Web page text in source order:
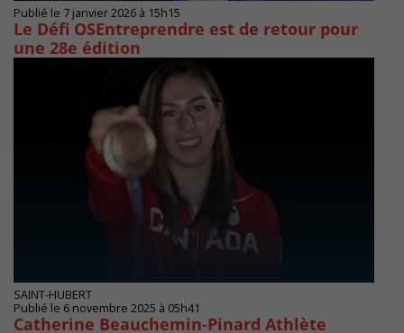
Publié le 7 janvier 2026 à 15h15
Le Défi OSEntreprendre est de retour pour
une 28e édition
SAINT-HUBERT
Publié le 6 novembre 2025 à 05h41
Catherine Beauchemin-Pinard Athlète